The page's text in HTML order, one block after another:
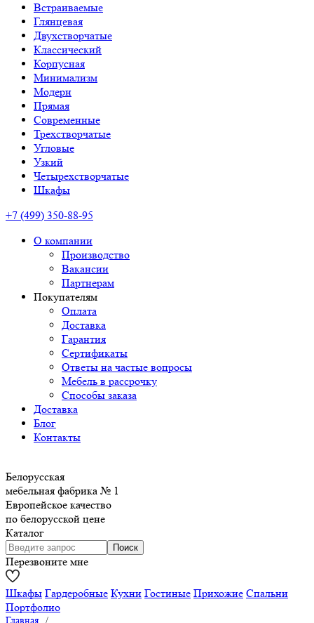
Встраиваемые
Глянцевая
Двухстворчатые
Классический
Корпусная
Минимализм
Модерн
Прямая
Современные
Трехстворчатые
Угловые
Узкий
Четырехстворчатые
Шкафы
+7 (499) 350-88-95
О компании
Производство
Вакансии
Партнерам
Покупателям
Оплата
Доставка
Гарантия
Сертификаты
Ответы на частые вопросы
Мебель в рассрочку
Способы заказа
Доставка
Блог
Контакты
Белорусская
мебельная фабрика № 1
Европейское качество
по белорусской цене
Каталог
Перезвоните мне
Шкафы Гардеробные Кухни Гостиные Прихожие Спальни
Портфолио
Главная /